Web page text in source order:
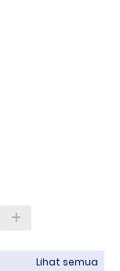
Lihat semua